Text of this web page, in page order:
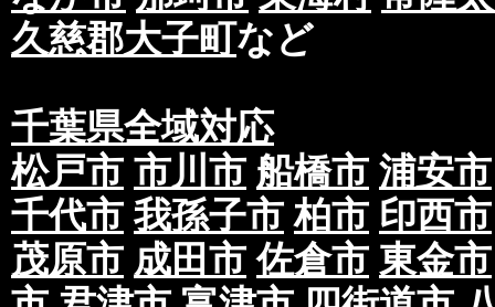
久慈郡大子町など
千葉県全域対応
松戸市 市川市 船橋市 浦安市
千代市 我孫子市 柏市 印西市
茂原市 成田市 佐倉市 東金市